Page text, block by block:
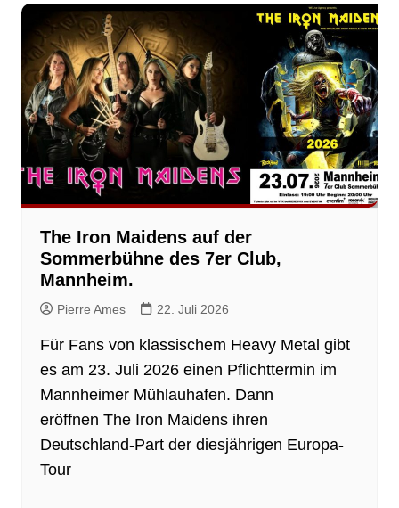
The Iron Maidens auf der
Sommerbühne des 7er Club,
Mannheim.
Pierre Ames 22. Juli 2026
Für Fans von klassischem Heavy Metal gibt
es am 23. Juli 2026 einen Pflichttermin im
Mannheimer Mühlauhafen. Dann
eröffnen The Iron Maidens ihren
Deutschland-Part der diesjährigen Europa-
Tour